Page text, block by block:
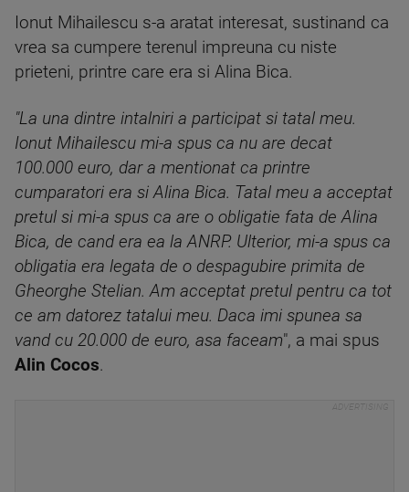
Ionut Mihailescu s-a aratat interesat, sustinand ca
vrea sa cumpere terenul impreuna cu niste
prieteni, printre care era si Alina Bica.
"La una dintre intalniri a participat si tatal meu.
Ionut Mihailescu mi-a spus ca nu are decat
100.000 euro, dar a mentionat ca printre
cumparatori era si Alina Bica. Tatal meu a acceptat
pretul si mi-a spus ca are o obligatie fata de Alina
Bica, de cand era ea la ANRP. Ulterior, mi-a spus ca
obligatia era legata de o despagubire primita de
Gheorghe Stelian. Am acceptat pretul pentru ca tot
ce am datorez tatalui meu. Daca imi spunea sa
vand cu 20.000 de euro, asa faceam", a mai spus
Alin Cocos.